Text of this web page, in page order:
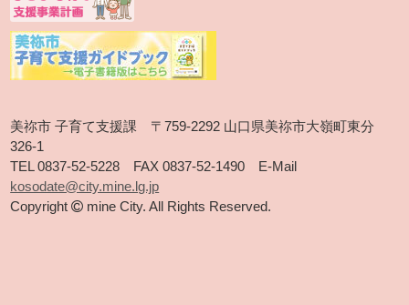
美祢市 子育て支援課 〒759-2292 山口県美祢市大嶺町東分
326-1
TEL 0837-52-5228 FAX 0837-52-1490 E-Mail
kosodate@city.mine.lg.jp
Copyright
mine City. All Rights Reserved.